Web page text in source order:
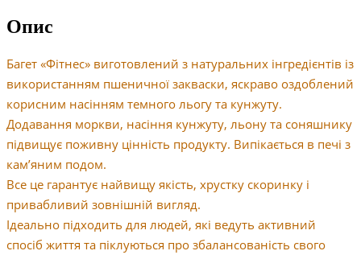
Опис
Багет «Фiтнес» виготовлений з натуральних iнгредієнтiв iз
використанням пшеничної закваски, яскраво оздоблений
корисним насінням темного льогу та кунжуту.
Додавання моркви, насiння кунжуту, льону та соняшнику
пiдвищує поживну цiннiсть продукту. Випiкається в печi з
кам’яним подом.
Все це гарантує найвищу якiсть, хрустку скоринку i
привабливий зовнiшнiй вигляд.
Ідеально пiдходить для людей, якi ведуть активний
спосiб життя та пiклуються про збалансованiсть свого